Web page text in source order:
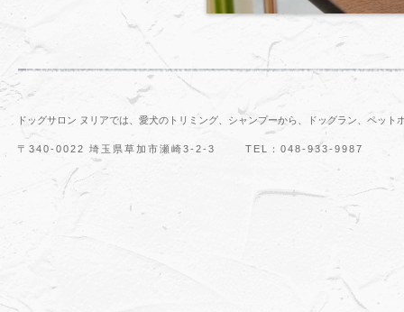
ドッグサロン ヌリアでは、愛犬のトリミング、シャンプーから、ドッグラン、ペット
〒340-0022 埼玉県草加市瀬崎3-2-3 TEL：048-933-9987